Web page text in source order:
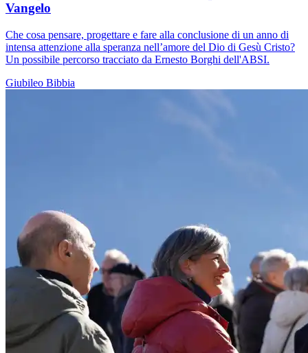
Vangelo
Che cosa pensare, progettare e fare alla conclusione di un anno di
intensa attenzione alla speranza nell’amore del Dio di Gesù Cristo?
Un possibile percorso tracciato da Ernesto Borghi dell'ABSI.
Giubileo Bibbia